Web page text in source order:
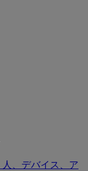
人、デバイス、ア